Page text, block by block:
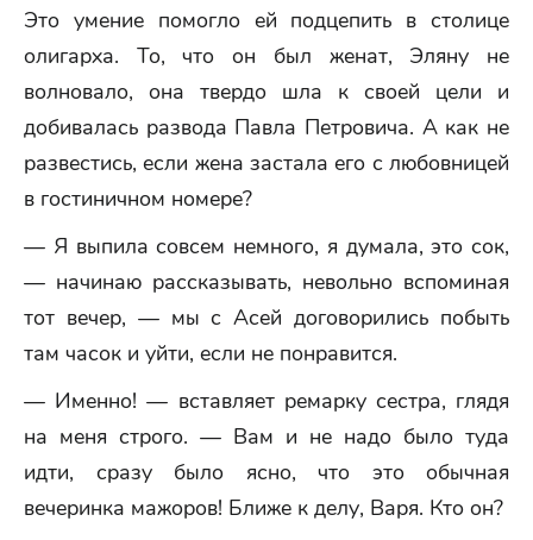
Это умение помогло ей подцепить в столице
олигарха. То, что он был женат, Эляну не
волновало, она твердо шла к своей цели и
добивалась развода Павла Петровича. А как не
развестись, если жена застала его с любовницей
в гостиничном номере?
— Я выпила совсем немного, я думала, это сок,
— начинаю рассказывать, невольно вспоминая
тот вечер, — мы с Асей договорились побыть
там часок и уйти, если не понравится.
— Именно! — вставляет ремарку сестра, глядя
на меня строго. — Вам и не надо было туда
идти, сразу было ясно, что это обычная
вечеринка мажоров! Ближе к делу, Варя. Кто он?